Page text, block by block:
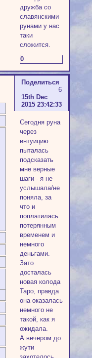
дружба со
славянскими
рунами у нас
таки
сложится.
0
Поделиться
6
15th Dec
2015 23:42:33
Сегодня руна
через
интуицию
пыталась
подсказать
мне верные
шаги - я не
услышала/не
поняла, за
что и
поплатилась
потерянным
временем и
немного
деньгами.
Зато
досталась
новая колода
Таро, правда
она оказалась
немного не
такой, как я
ожидала.
А вечером до
жути